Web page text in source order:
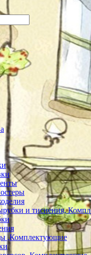
и тиснения,
,Комплектующие